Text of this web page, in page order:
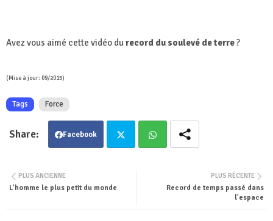
Avez vous aimé cette vidéo durecord du soulevé de terre?
(Mise à jour: 09/2015)
Tags Force
Facebook
ter
PLUS RÉCENTE
Record de temps passé dans
l'espace
PLUS ANCIENNE
L'homme le plus petit du monde